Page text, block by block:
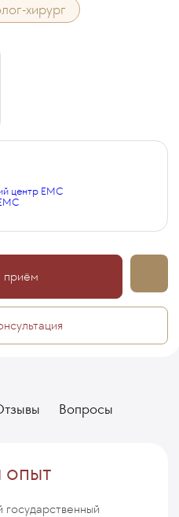
хирург
центр EMC
приём
Вопросы
опыт